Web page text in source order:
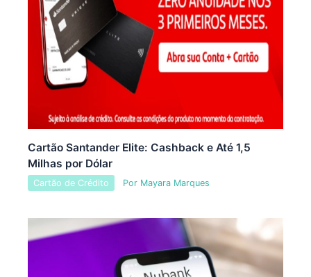
Cartão Santander Elite: Cashback e Até 1,5
Milhas por Dólar
Cartão de Crédito Por Mayara Marques